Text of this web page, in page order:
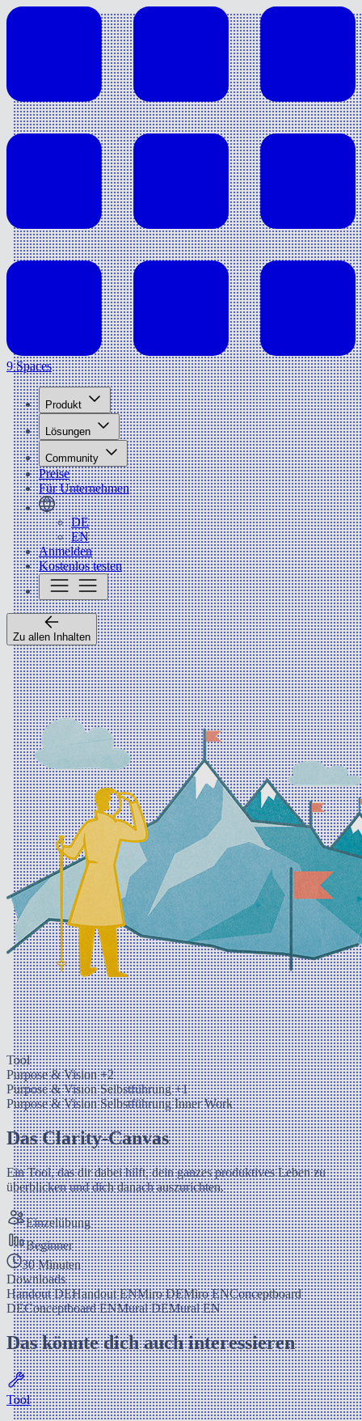
9 Spaces
Produkt
Lösungen
Community
Preise
Für Unternehmen
DE
EN
Anmelden
Kostenlos testen
Zu allen Inhalten
Tool
Purpose & Vision+2
Purpose & VisionSelbstführung+1
Purpose & VisionSelbstführungInner Work
Das Clarity-Canvas
Ein Tool, das dir dabei hilft, dein ganzes produktives Leben zu
überblicken und dich danach auszurichten.
Einzelübung
Beginner
30 Minuten
Downloads
Handout DEHandout ENMiro DEMiro ENConceptboard
DEConceptboard ENMural DEMural EN
Das könnte dich auch interessieren
Tool